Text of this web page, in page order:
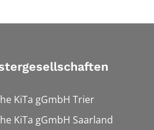
KiTa gGmbH Trier
KiTa gGmbH Saarland